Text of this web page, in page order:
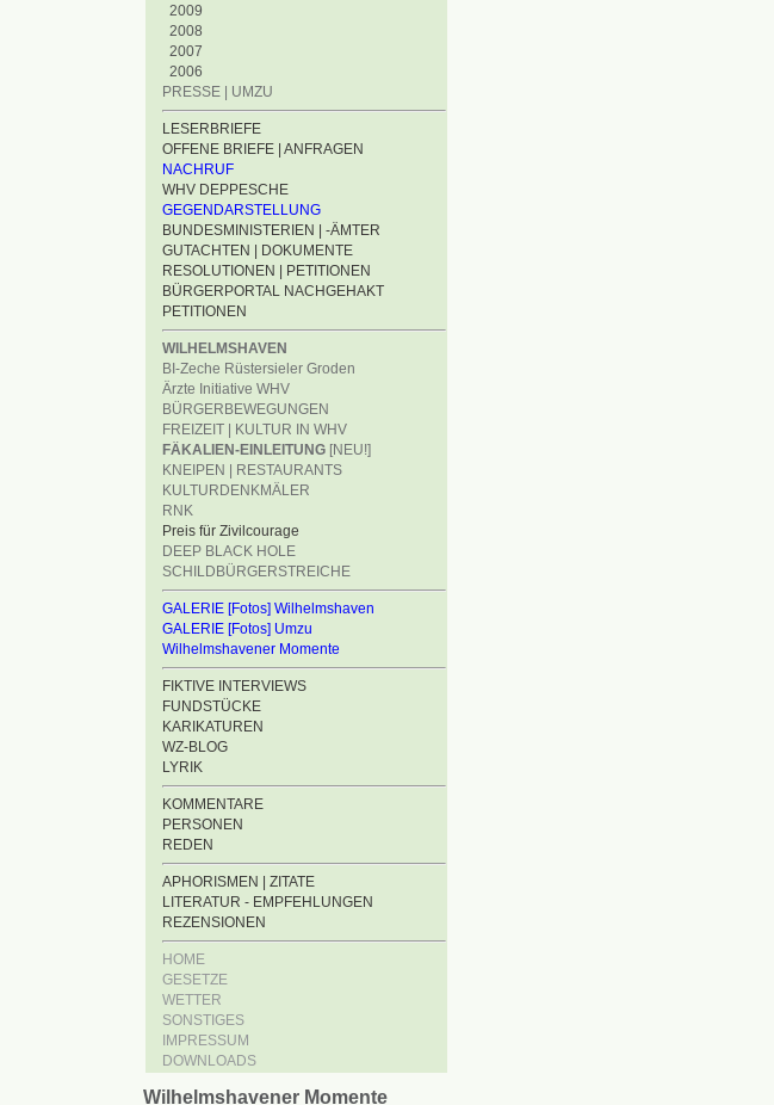
2009
2008
2007
2006
PRESSE | UMZU
LESERBRIEFE
OFFENE BRIEFE | ANFRAGEN
NACHRUF
WHV DEPPESCHE
GEGENDARSTELLUNG
BUNDESMINISTERIEN | -ÄMTER
GUTACHTEN | DOKUMENTE
RESOLUTIONEN | PETITIONEN
BÜRGERPORTAL NACHGEHAKT
PETITIONEN
WILHELMSHAVEN
BI-Zeche Rüstersieler Groden
Ärzte Initiative WHV
BÜRGERBEWEGUNGEN
FREIZEIT | KULTUR IN WHV
FÄKALIEN-EINLEITUNG [NEU!]
KNEIPEN | RESTAURANTS
KULTURDENKMÄLER
RNK
Preis für Zivilcourage
DEEP BLACK HOLE
SCHILDBÜRGERSTREICHE
GALERIE [Fotos] Wilhelmshaven
GALERIE [Fotos] Umzu
Wilhelmshavener Momente
FIKTIVE INTERVIEWS
FUNDSTÜCKE
KARIKATUREN
WZ-BLOG
LYRIK
KOMMENTARE
PERSONEN
REDEN
APHORISMEN | ZITATE
LITERATUR - EMPFEHLUNGEN
REZENSIONEN
HOME
GESETZE
WETTER
SONSTIGES
IMPRESSUM
DOWNLOADS
Wilhelmshavener Momente